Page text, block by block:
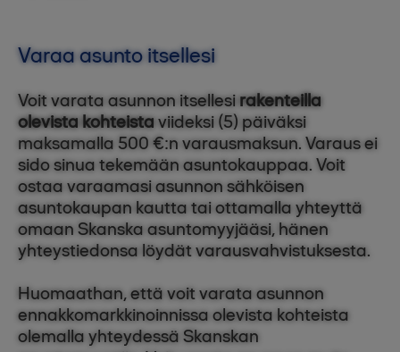
Varaa asunto itsellesi
Voit varata asunnon itsellesirakenteilla
olevista kohteistaviideksi (5) päiväksi
maksamalla 500 €:n varausmaksun. Varaus ei
sido sinua tekemään asuntokauppaa. Voit
ostaa varaamasi asunnon sähköisen
asuntokaupan kautta tai ottamalla yhteyttä
omaan Skanska asuntomyyjääsi, hänen
yhteystiedonsa löydät varausvahvistuksesta.
Huomaathan, että voit varata asunnon
ennakkomarkkinoinnissa olevista kohteista
olemalla yhteydessä Skanskan